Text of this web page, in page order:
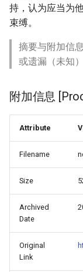
持，认为应当为
束缚。
摘要与附加信
或遗漏（未知
附加信息
Attribute
Filename
Size
Archived
Date
Original
Link